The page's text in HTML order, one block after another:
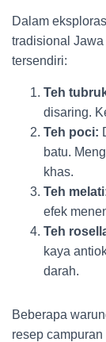
Dalam
tradisional
tersendiri:
Teh
disaring.
Teh poci:
batu.
khas.
Teh
efek
Teh
kaya
darah.
Beberapa
resep